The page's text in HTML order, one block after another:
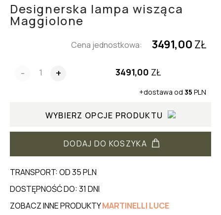
Designerska lampa wisząca
Maggiolone
Cena jednostkowa: 3491,00 ZŁ
- + 3491,00 ZŁ
+dostawa od 35 PLN
WYBIERZ OPCJE PRODUKTU
DODAJ DO KOSZYKA
TRANSPORT: OD 35 PLN
DOSTĘPNOŚĆ DO: 31 DNI
ZOBACZ INNE PRODUKTYMARTINELLI LUCE